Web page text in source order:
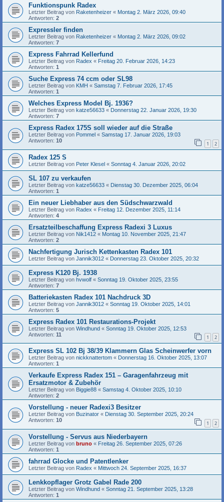
Funktionspunk Radex
Letzter Beitrag von Raketenheizer « Montag 2. März 2026, 09:40
Antworten: 2
Expressler finden
Letzter Beitrag von Raketenheizer « Montag 2. März 2026, 09:02
Antworten: 7
Express Fahrrad Kellerfund
Letzter Beitrag von Radex « Freitag 20. Februar 2026, 14:23
Antworten: 1
Suche Express 74 ccm oder SL98
Letzter Beitrag von KMH « Samstag 7. Februar 2026, 17:45
Antworten: 1
Welches Express Model Bj. 1936?
Letzter Beitrag von katze56633 « Donnerstag 22. Januar 2026, 19:30
Antworten: 7
Express Radex 175S soll wieder auf die Straße
Letzter Beitrag von Pommel « Samstag 17. Januar 2026, 19:03
Antworten: 10 1 2
Radex 125 S
Letzter Beitrag von Peter Klesel « Sonntag 4. Januar 2026, 20:02
SL 107 zu verkaufen
Letzter Beitrag von katze56633 « Dienstag 30. Dezember 2025, 06:04
Antworten: 1
Ein neuer Liebhaber aus den Südschwarzwald
Letzter Beitrag von Radex « Freitag 12. Dezember 2025, 11:14
Antworten: 4
Ersatzteilbeschaffung Express Radexi 3 Luxus
Letzter Beitrag von Nik1412 « Montag 10. November 2025, 21:47
Antworten: 2
Nachfertigung Jurisch Kettenkasten Radex 101
Letzter Beitrag von Jannik3012 « Donnerstag 23. Oktober 2025, 20:32
Express K120 Bj. 1938
Letzter Beitrag von hvwolf « Sonntag 19. Oktober 2025, 23:55
Antworten: 7
Batteriekasten Radex 101 Nachdruck 3D
Letzter Beitrag von Jannik3012 « Sonntag 19. Oktober 2025, 14:01
Antworten: 5
Express Radex 101 Restaurations-Projekt
Letzter Beitrag von Windhund « Sonntag 19. Oktober 2025, 12:53
Antworten: 11 1 2
Express SL 102 Bj 38/39 Klammern Glas Scheinwerfer vorn
Letzter Beitrag von nickknattertom « Donnerstag 16. Oktober 2025, 13:07
Antworten: 1
Verkaufe Express Radex 151 – Garagenfahrzeug mit
Ersatzmotor & Zubehör
Letzter Beitrag von Biggie88 « Samstag 4. Oktober 2025, 10:10
Antworten: 2
Vorstellung - neuer Radexi3 Besitzer
Letzter Beitrag von Buzinator « Dienstag 30. September 2025, 20:24
Antworten: 10 1 2
Vorstellung - Servus aus Niederbayern
Letzter Beitrag von bruno « Freitag 26. September 2025, 07:26
Antworten: 1
fahrrad Glocke und Patentlenker
Letzter Beitrag von Radex « Mittwoch 24. September 2025, 16:37
Lenkkopflager Grotz Gabel Rade 200
Letzter Beitrag von Windhund « Sonntag 21. September 2025, 13:28
Antworten: 1